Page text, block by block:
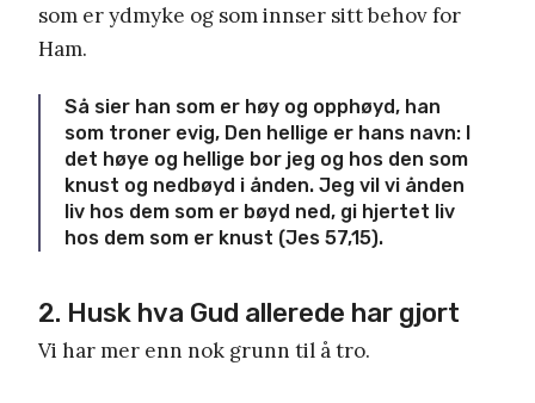
som er ydmyke og som innser sitt behov for
Ham.
Så sier han som er høy og opphøyd, han
som troner evig, Den hellige er hans navn: I
det høye og hellige bor jeg og hos den som
knust og nedbøyd i ånden. Jeg vil vi ånden
liv hos dem som er bøyd ned, gi hjertet liv
hos dem som er knust (Jes 57,15).
2. Husk hva Gud allerede har gjort
Vi har mer enn nok grunn til å tro.